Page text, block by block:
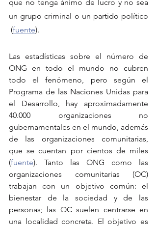
que no tenga ánimo de lucro y no sea
un grupo criminal o un partido político
(fuente).
Las estadísticas sobre el número de
ONG en todo el mundo no cubren
todo el fenómeno, pero según el
Programa de las Naciones Unidas para
el Desarrollo, hay aproximadamente
40.000 organizaciones no
gubernamentales en el mundo, además
de las organizaciones comunitarias,
que se cuentan por cientos de miles
(fuente). Tanto las ONG como las
organizaciones comunitarias (OC)
trabajan con un objetivo común: el
bienestar de la sociedad y de las
personas; las OC suelen centrarse en
una localidad concreta. El objetivo es